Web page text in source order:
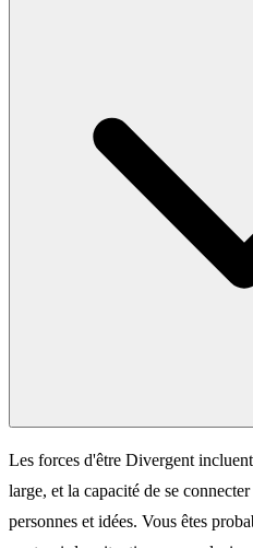
Les forces d'être Divergent
large, et la capacité de se
personnes et idées. Vous êtes